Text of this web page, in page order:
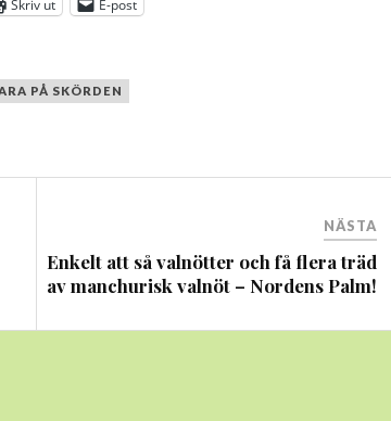
Skriv ut E-post
PÅ SKÖRDEN
NÄSTA
Enkelt att så valnötter och få flera träd
av manchurisk valnöt – Nordens Palm!